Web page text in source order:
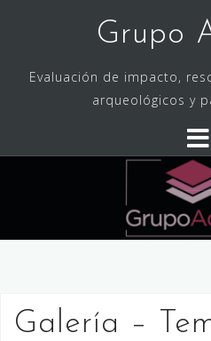
Grupo
Evaluación de impacto,
arqueológicos y
Galería –